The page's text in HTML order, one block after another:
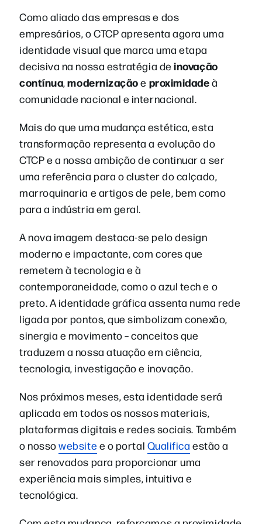
Como aliado das empresas e dos
empresários, o CTCP apresenta agora uma
identidade visual que marca uma etapa
decisiva na nossa estratégia deinovação
contínua,modernizaçãoe proximidadeà
comunidade nacional e internacional.
Mais do que uma mudança estética, esta
transformação representa a evolução do
CTCP e a nossa ambição de continuar a ser
uma referência para o cluster do calçado,
marroquinaria e artigos de pele, bem como
para a indústria em geral.
A nova imagem destaca-se pelo design
moderno e impactante, com cores que
remetem à tecnologia e à
contemporaneidade, como o azul tech e o
preto. A identidade gráfica assenta numa rede
ligada por pontos, que simbolizam conexão,
sinergia e movimento – conceitos que
traduzem a nossa atuação em ciência,
tecnologia, investigação e inovação.
Nos próximos meses, esta identidade será
aplicada em todos os nossos materiais,
plataformas digitais e redes sociais. Também
o nossowebsite e o portal Qualifica estão a
ser renovados para proporcionar uma
experiência mais simples, intuitiva e
tecnológica.